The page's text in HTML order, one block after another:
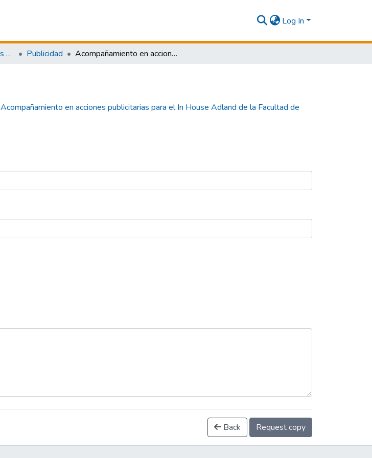
Log In
Facultad de Humanidades y Artes Publicidad Acompañamiento en acciones publicitarias para el In House Adland de la Facultad de Comunicación y Publicidad
Acompañamiento en acciones publicitarias para el In House Adland de la Facultad de
Back Request copy